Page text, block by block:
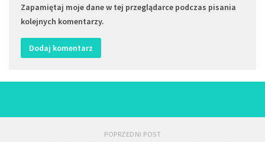
Zapamiętaj moje dane w tej przeglądarce podczas pisania
kolejnych komentarzy.
POPRZEDNI POST